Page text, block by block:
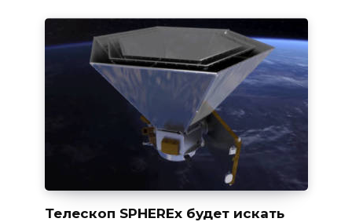
Телескоп SPHEREx будет искать